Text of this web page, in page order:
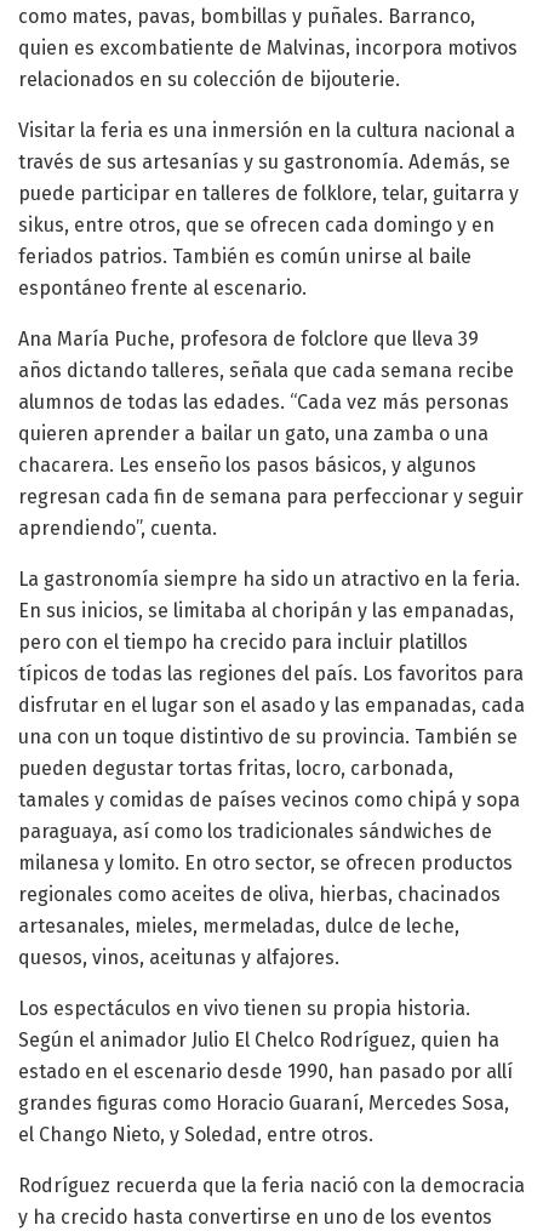
como mates, pavas, bombillas y puñales. Barranco,
quien es excombatiente de Malvinas, incorpora motivos
relacionados en su colección de bijouterie.
Visitar la feria es una inmersión en la cultura nacional a
través de sus artesanías y su gastronomía. Además, se
puede participar en talleres de folklore, telar, guitarra y
sikus, entre otros, que se ofrecen cada domingo y en
feriados patrios. También es común unirse al baile
espontáneo frente al escenario.
Ana María Puche, profesora de folclore que lleva 39
años dictando talleres, señala que cada semana recibe
alumnos de todas las edades. “Cada vez más personas
quieren aprender a bailar un gato, una zamba o una
chacarera. Les enseño los pasos básicos, y algunos
regresan cada fin de semana para perfeccionar y seguir
aprendiendo”, cuenta.
La gastronomía siempre ha sido un atractivo en la feria.
En sus inicios, se limitaba al choripán y las empanadas,
pero con el tiempo ha crecido para incluir platillos
típicos de todas las regiones del país. Los favoritos para
disfrutar en el lugar son el asado y las empanadas, cada
una con un toque distintivo de su provincia. También se
pueden degustar tortas fritas, locro, carbonada,
tamales y comidas de países vecinos como chipá y sopa
paraguaya, así como los tradicionales sándwiches de
milanesa y lomito. En otro sector, se ofrecen productos
regionales como aceites de oliva, hierbas, chacinados
artesanales, mieles, mermeladas, dulce de leche,
quesos, vinos, aceitunas y alfajores.
Los espectáculos en vivo tienen su propia historia.
Según el animador Julio El Chelco Rodríguez, quien ha
estado en el escenario desde 1990, han pasado por allí
grandes figuras como Horacio Guaraní, Mercedes Sosa,
el Chango Nieto, y Soledad, entre otros.
Rodríguez recuerda que la feria nació con la democracia
y ha crecido hasta convertirse en uno de los eventos